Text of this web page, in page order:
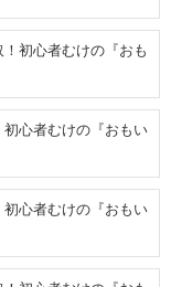
初心者むけの『おも
心者むけの『おもい
心者むけの『おもい